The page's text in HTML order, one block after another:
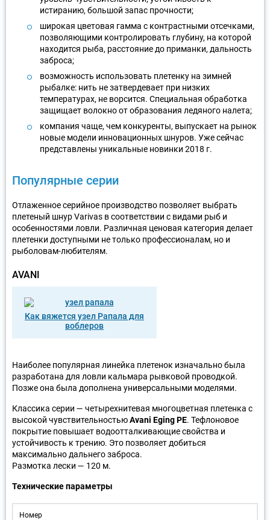
истиранию, большой запас прочности;
широкая цветовая гамма с контрастными отсечками,
позволяющими контролировать глубину, на которой
находится рыба, расстояние до приманки, дальность
заброса;
возможность использовать плетенку на зимней
рыбалке: нить не затвердевает при низких
температурах, не ворсится. Специальная обработка
защищает волокно от образования ледяного налета;
компания чаще, чем конкуренты, выпускает на рынок
новые модели инновационных шнуров. Уже сейчас
представлены уникальные новинки 2018 г.
Популярные серии
Отлаженное серийное производство позволяет выбрать
плетеный шнур Varivas в соответствии с видами рыб и
особенностями ловли. Различная ценовая категория делает
плетенки доступными не только профессионалам, но и
рыболовам-любителям.
AVANI
Как вяжется узел Рапала для
воблеров
Наиболее популярная линейка плетенок изначально была
разработана для ловли кальмара рывковой проводкой.
Позже она была дополнена универсальными моделями.
Классика серии — четырехнитевая многоцветная плетенка с
высокой чувствительностьюAvani Eging PE. Тефлоновое
покрытие повышает водоотталкивающие свойства и
устойчивость к трению. Это позволяет добиться
максимально дальнего заброса.
Размотка лески — 120 м.
Технические параметры
Номер